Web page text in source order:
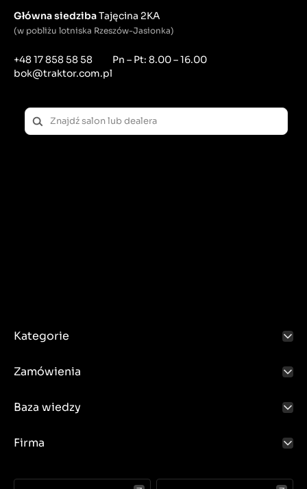
Główna siedzibaTajęcina 2KA
(w pobliżu lotniska Rzeszów-Jasionka)
+48 17 858 58 58
bok@traktor.com.pl
Pn – Pt: 8.00 – 16.00
Kategorie
Zamówienia
Baza wiedzy
Firma